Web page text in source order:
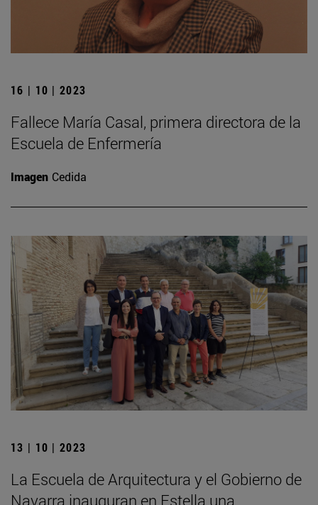
16 | 10 | 2023
Fallece María Casal, primera directora de la
Escuela de Enfermería
Imagen Cedida
13 | 10 | 2023
La Escuela de Arquitectura y el Gobierno de
Navarra inauguran en Estella una